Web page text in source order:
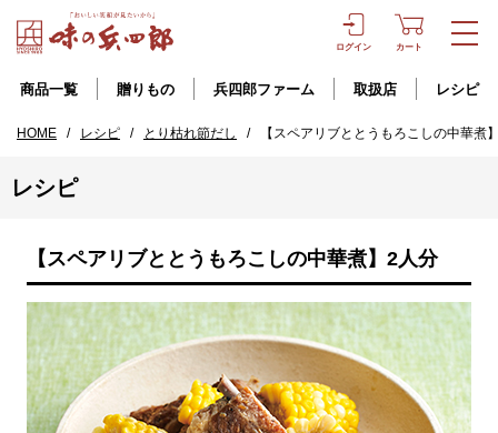
ログイン カート
商品一覧 贈りもの 兵四郎ファーム 取扱店 レシピ
HOME / レシピ / とり枯れ節だし / 【スペアリブととうもろこしの中華煮
レシピ
【スペアリブととうもろこしの中華煮】2人分